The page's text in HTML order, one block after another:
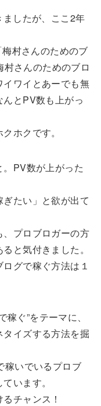
したが、ここ2年
村さんのためのブ
さんのためのブロ
ワイとあーでも無
とPV数も上がっ
ホクです。
PV数が上がった
ぎたい」と欲が出て
プロブロガーの方
と気付きました。
グで稼ぐ方法は１
ぐ”をテーマに、
イズする方法を掘
稼いでいるプロブ
います。
チャンス！